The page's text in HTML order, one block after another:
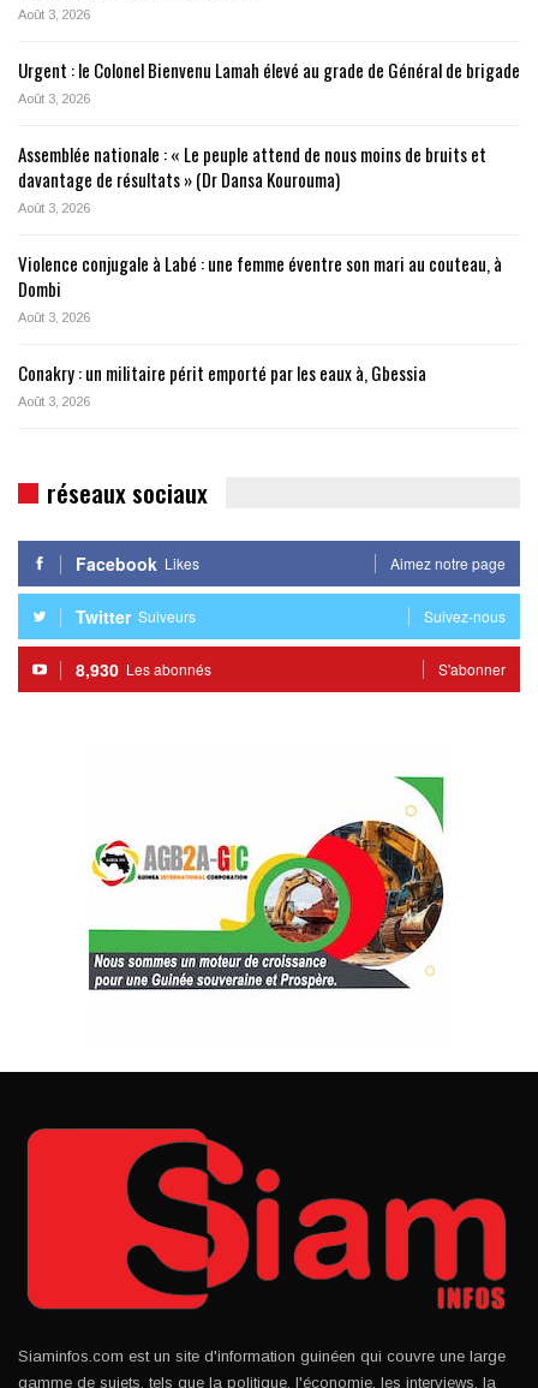
Août 3, 2026
Urgent : le Colonel Bienvenu Lamah élevé au grade de Général de brigade
Août 3, 2026
Assemblée nationale : « Le peuple attend de nous moins de bruits et
davantage de résultats » (Dr Dansa Kourouma)
Août 3, 2026
Violence conjugale à Labé : une femme éventre son mari au couteau, à
Dombi
Août 3, 2026
Conakry : un militaire périt emporté par les eaux à, Gbessia
Août 3, 2026
réseaux sociaux
Facebook Likes Aimez notre page
Twitter Suiveurs Suivez-nous
8,930 Les abonnés S'abonner
Siaminfos.com est un site d'information guinéen qui couvre une large
gamme de sujets, tels que la politique, l'économie, les interviews, la